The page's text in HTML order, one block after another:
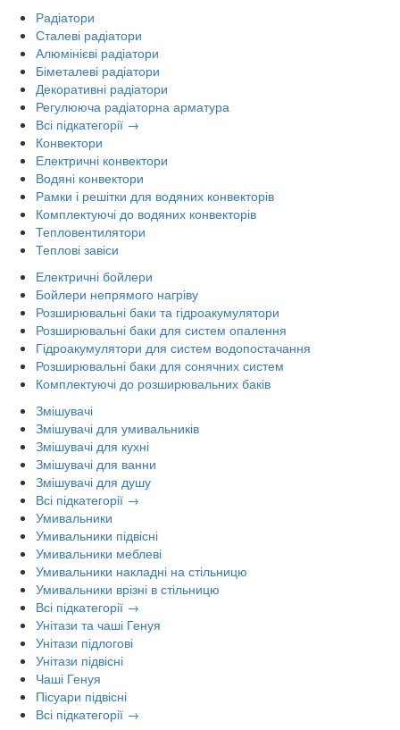
Радіатори
Сталеві радіатори
Алюмінієві радіатори
Біметалеві радіатори
Декоративні радіатори
Регулююча радіаторна арматура
Всі підкатегорії →
Конвектори
Електричні конвектори
Водяні конвектори
Рамки і решітки для водяних конвекторів
Комплектуючі до водяних конвекторів
Тепловентилятори
Теплові завіси
Електричні бойлери
Бойлери непрямого нагріву
Розширювальні баки та гідроакумулятори
Розширювальні баки для систем опалення
Гідроакумулятори для систем водопостачання
Розширювальні баки для сонячних систем
Комплектуючі до розширювальних баків
Змішувачі
Змішувачі для умивальників
Змішувачі для кухні
Змішувачі для ванни
Змішувачі для душу
Всі підкатегорії →
Умивальники
Умивальники підвісні
Умивальники меблеві
Умивальники накладні на стільницю
Умивальники врізні в стільницю
Всі підкатегорії →
Унітази та чаші Генуя
Унітази підлогові
Унітази підвісні
Чаші Генуя
Пісуари підвісні
Всі підкатегорії →